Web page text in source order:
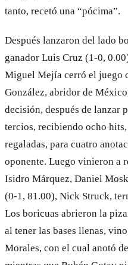
tanto, recetó una “pócima”.
Después lanzaron del lado
ganador Luis Cruz (1-0,
Miguel Mejía cerró el juego
González, abridor de
decisión, después de lanzar
tercios, recibiendo ocho
regaladas, para cuatro
oponente. Luego vinieron a
Isidro Márquez, Daniel
(0-1, 81.00), Nick Struck,
Los boricuas abrieron la
al tener las bases llenas,
Morales, con el cual anotó